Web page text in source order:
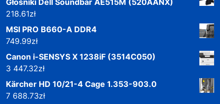
Głośniki Dell Soundbar AE515M (520AANX)
218.61zł
MSI PRO B660-A DDR4
749.99zł
Canon i-SENSYS X 1238iF (3514C050)
3 447.32zł
Kärcher HD 10/21-4 Cage 1.353-903.0
7 688.73zł